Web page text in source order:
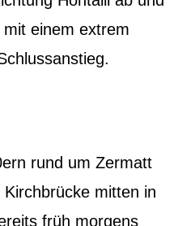
einem extrem
rund um Zermatt
mitten in
früh morgens